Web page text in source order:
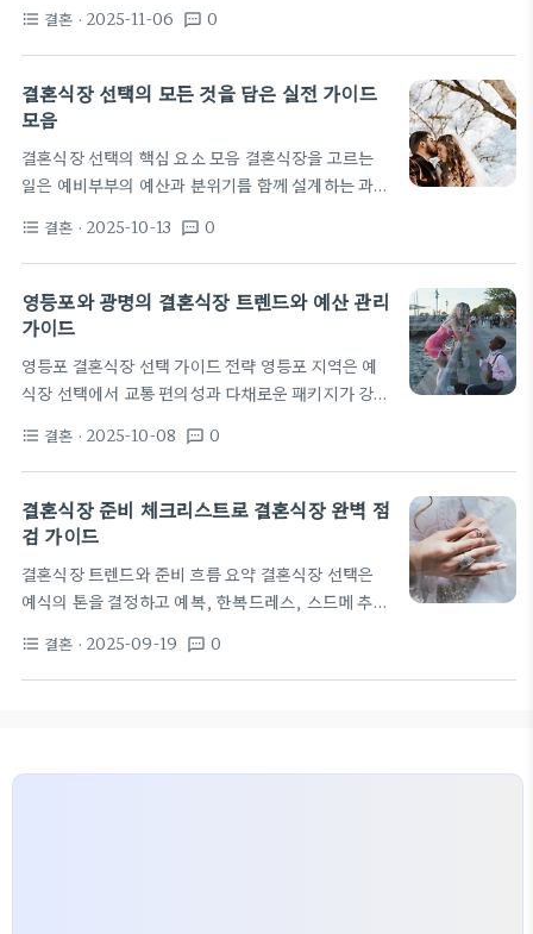
의 수요가 몰리는 기간은 비용이 상승하는 경향이 있
다. 초기 상담에서 가치관과 가족 상황을 면밀하게 파
악하고, 이를 바탕으로 후보군의 프로필을 구체적으
로 정리한다. 이 과정에서 정보의 비공개성과 안전한
커뮤니케이션이 핵심 원칙으로 작용하며, 개인의 프
정사는 일반적으로 데이터와 언어적 신호를 함께 해석
해 서로 간의 궁합을 예측하고, 실제 만남의 시나리오
를 설계한다. 프로필 매칭이 끝나면 예식장 선택이나
format_list_bulleted 결혼 · 2025-11-06 textsms 0
결혼식장 선택의 모든 것을 담은 실전 가이드
모음
결혼식장 선택의 핵심 요소 모음 결혼식장을 고르는
일은 예비부부의 예산과 분위기를 함께 설계하는 과정
낌에 큰 영향을 준다. 좌석 배열과 무대 위치를 상상해
보며 손님 동선을 고려하는 습관이 필요하다. 계약서
에 명시된 기본 제공 항목과 추가 서비스의 내용을 꼼
꼼히 확인하는 습관이 중요하다. 가족과 친구가 모이
의 이동 편의성과 주차 가능 여부를 확인해야 한다. 대
중교통 접근성도 중요한 포인트로, 역에서 가깝고 주
차장이 충분한지 확인한다. 강남세미나실이나 서울스
format_list_bulleted 결혼 · 2025-10-13 textsms 0
영등포와 광명의 결혼식장 트렌드와 예산 관리
가이드
영등포 결혼식장 선택 가이드 전략 영등포 지역은 예
식장 선택에서 교통 편의성과 다채로운 패키지가 강점
되지 않고, 식대 구성과 부대 서비스의 밸런스로 평가
받는다. 예식장 계약은 보통 대관료, 식사, 꽃장식, 스
드메 패키지로 나뉘어 총비용이 산정된다. 따라서 방
문 전 예상 손익계산서와 패키지 비교표를 준비하는
규모 프라이빗 룸을 함께 제공한다. 대형 홀은 손님 수
에 따라 무대, 음향, 조명 구성을 맞춤으로 제시하는
편이 많다. 반대로 프라이빗 룸은 예비부부의 비공개
format_list_bulleted 결혼 · 2025-10-08 textsms 0
결혼식장 준비 체크리스트로 결혼식장 완벽 점
검 가이드
결혼식장 트렌드와 준비 흐름 요약 결혼식장 선택은
예식의 톤을 결정하고 예복, 한복드레스, 스드메 추천
대, 하객 수용, 식사 방식 같은 핵심 변수들이 명확해
져 다음 단계 준비가 쉬워진다. 최근 스몰웨딩준비가
format_list_bulleted 결혼 · 2025-09-19 textsms 0